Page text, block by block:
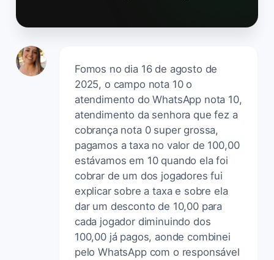
Fomos no dia 16 de agosto de
2025, o campo nota 10 o
atendimento do WhatsApp nota 10,
atendimento da senhora que fez a
cobrança nota 0 super grossa,
pagamos a taxa no valor de 100,00
estávamos em 10 quando ela foi
cobrar de um dos jogadores fui
explicar sobre a taxa e sobre ela
dar um desconto de 10,00 para
cada jogador diminuindo dos
100,00 já pagos, aonde combinei
pelo WhatsApp com o responsável